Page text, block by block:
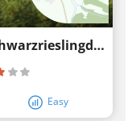
KB4 Kürnbach Seerundweg #Schwarzrieslingdorf
Easy